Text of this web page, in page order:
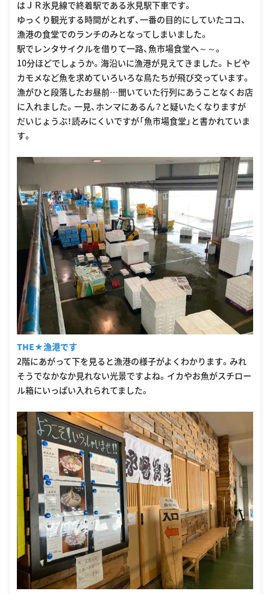
はＪＲ氷見線で終着駅である氷見駅下車です。
ゆっくり観光する時間がとれず、一番の目的にしていたココ、
漁港の食堂でのランチのみとなってしまいました。
駅でレンタサイクルを借りて一路、魚市場食堂へ～～。
10分ほどでしょうか。海沿いに漁港が見えてきました。トビや
カモメなど魚を求めていろいろな鳥たちが飛び交っています。
漁がひと段落したお昼前…聞いていた行列にあうことなくお店
に入れました。一見、ホンマにあるん？と疑いたくなりますが
だいじょうぶ！読みにくいですが「魚市場食堂」と書かれていま
す。
THE★漁港です
2階にあがって下を見ると漁港の様子がよくわかります。みれ
そうでなかなか見れない光景ですよね。イカやお魚がスチロー
ル箱にいっぱい入れられてました。